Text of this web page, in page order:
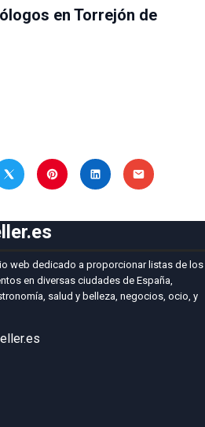
en Torrejón de
web dedicado a proporcionar listas de los
en diversas ciudades de España,
salud y belleza, negocios, ocio, y